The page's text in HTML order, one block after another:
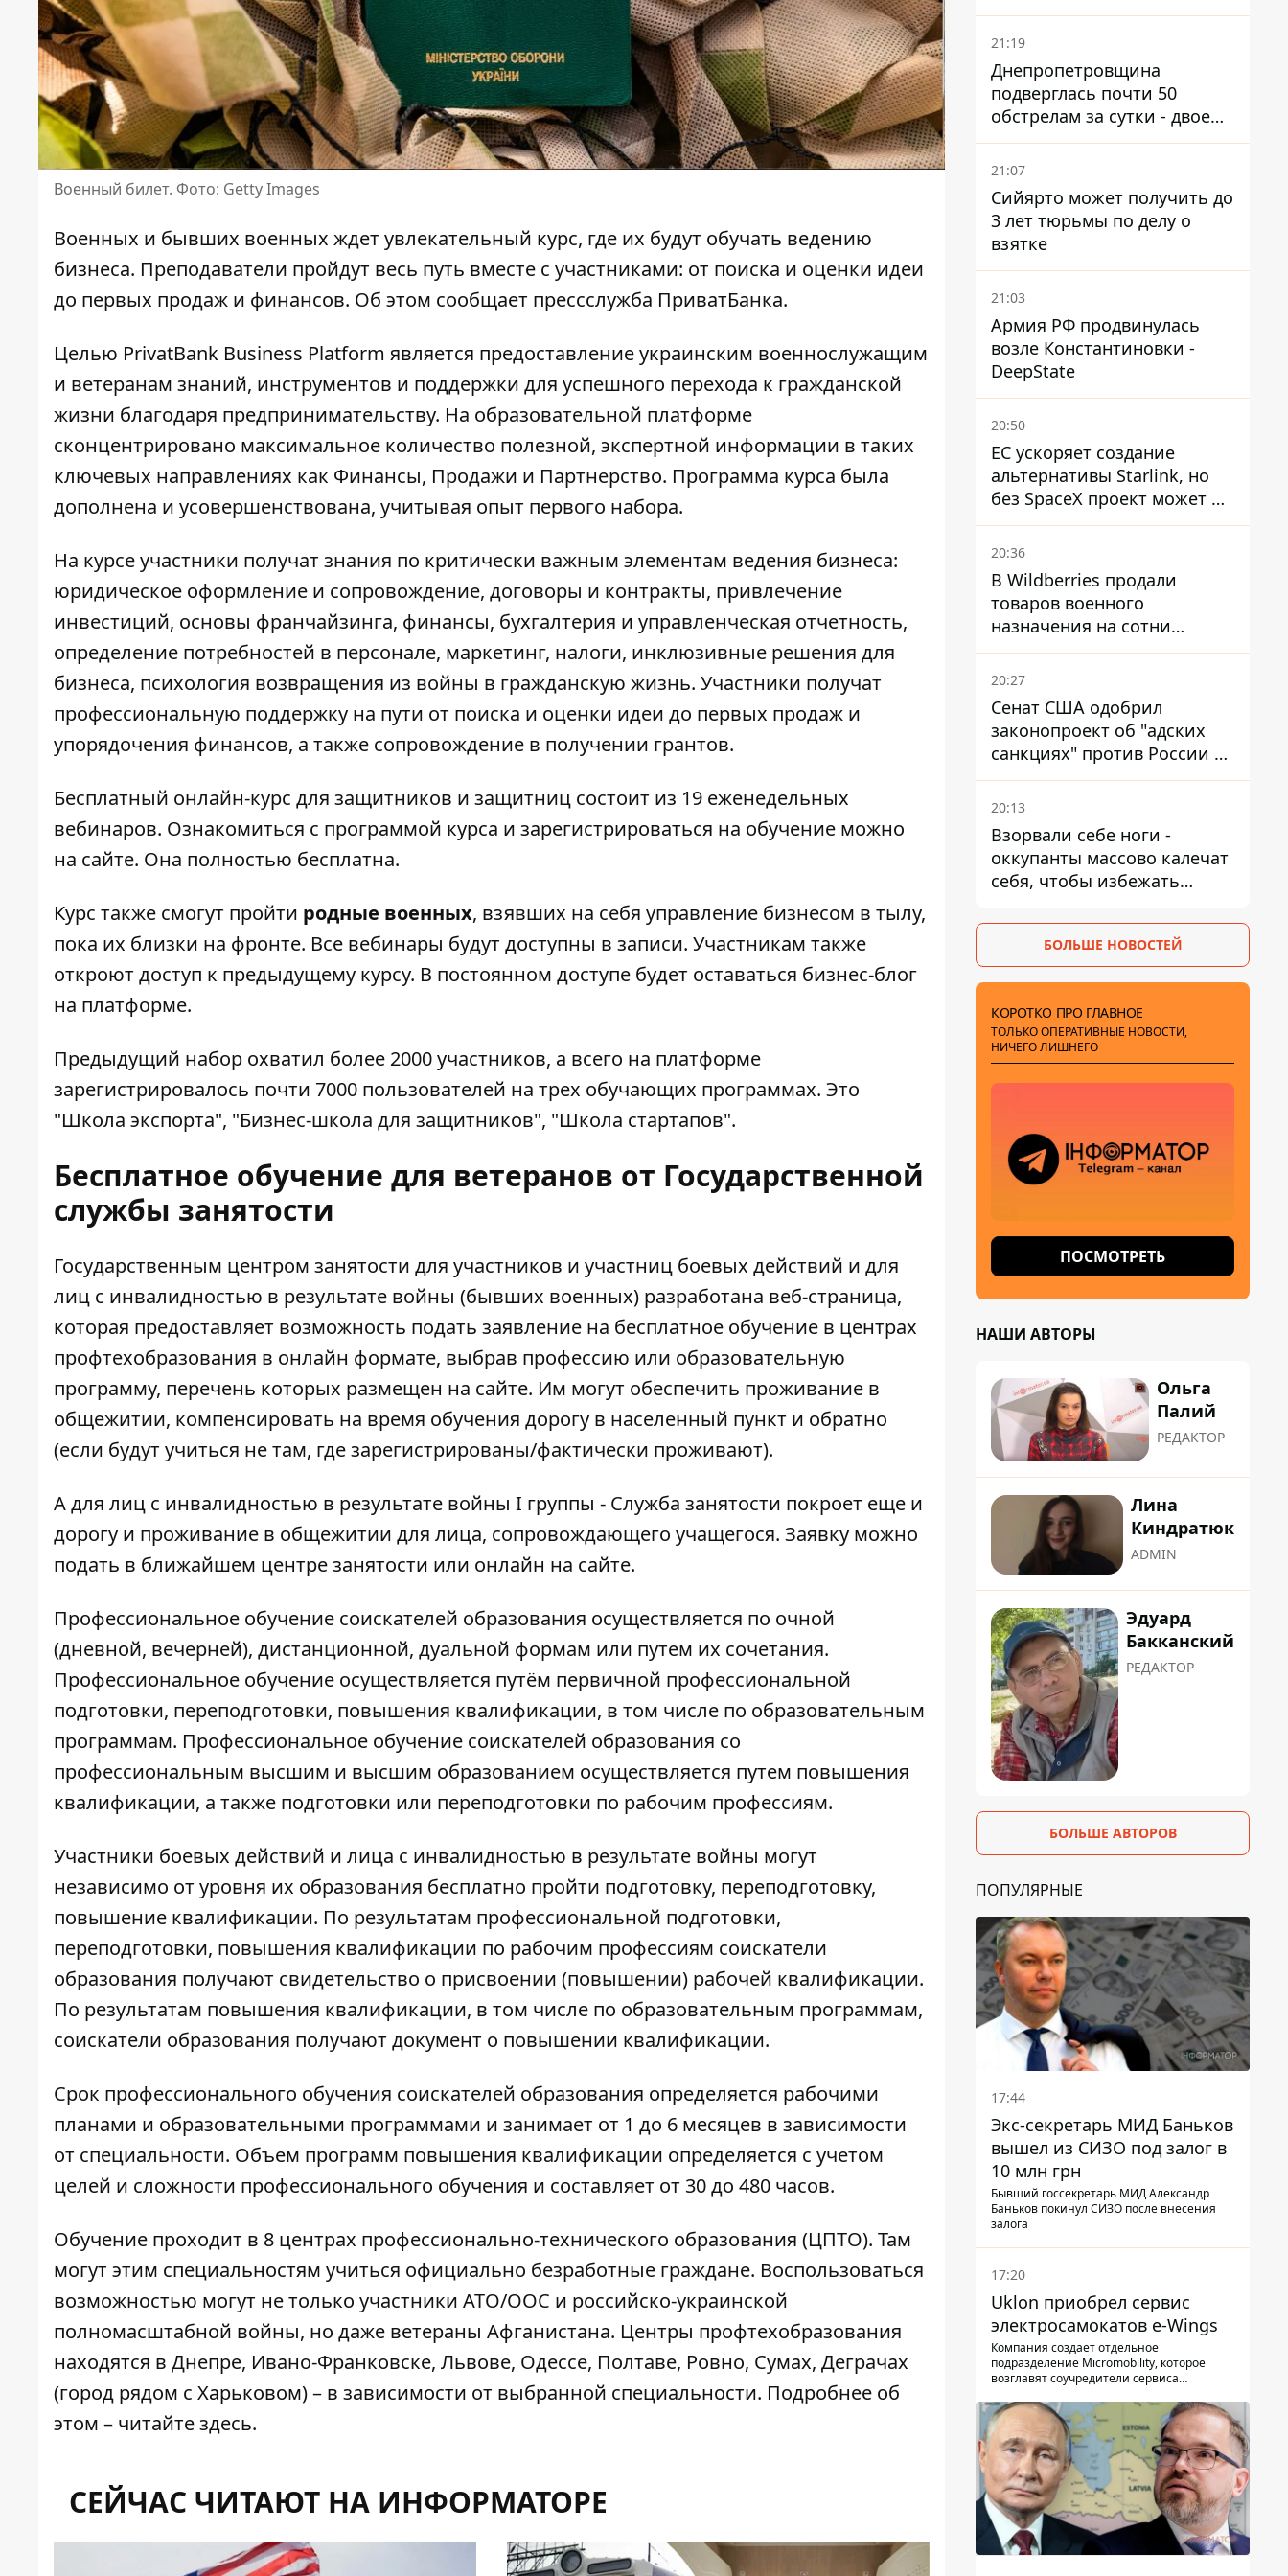
Военный билет. Фото: Getty Images
Военных и бывших военных ждет увлекательный курс, где их будут обучать ведению
бизнеса. Преподаватели пройдут весь путь вместе с участниками: от поиска и оценки идеи
до первых продаж и финансов. Об этом сообщает прессслужба ПриватБанка.
Целью PrivatBank Business Platform является предоставление украинским военнослужащим
и ветеранам знаний, инструментов и поддержки для успешного перехода к гражданской
жизни благодаря предпринимательству. На образовательной платформе
сконцентрировано максимальное количество полезной, экспертной информации в таких
ключевых направлениях как Финансы, Продажи и Партнерство. Программа курса была
дополнена и усовершенствована, учитывая опыт первого набора.
На курсе участники получат знания по критически важным элементам ведения бизнеса:
юридическое оформление и сопровождение, договоры и контракты, привлечение
инвестиций, основы франчайзинга, финансы, бухгалтерия и управленческая отчетность,
определение потребностей в персонале, маркетинг, налоги, инклюзивные решения для
бизнеса, психология возвращения из войны в гражданскую жизнь. Участники получат
профессиональную поддержку на пути от поиска и оценки идеи до первых продаж и
упорядочения финансов, а также сопровождение в получении грантов.
Бесплатный онлайн-курс для защитников и защитниц состоит из 19 еженедельных
вебинаров. Ознакомиться с программой курса и зарегистрироваться на обучение можно
на сайте. Она полностью бесплатна.
Курс также смогут пройти родные военных, взявших на себя управление бизнесом в тылу,
пока их близки на фронте. Все вебинары будут доступны в записи. Участникам также
откроют доступ к предыдущему курсу. В постоянном доступе будет оставаться бизнес-блог
на платформе.
Предыдущий набор охватил более 2000 участников, а всего на платформе
зарегистрировалось почти 7000 пользователей на трех обучающих программах. Это
"Школа экспорта", "Бизнес-школа для защитников", "Школа стартапов".
Бесплатное обучение для ветеранов от Государственной
службы занятости
Государственным центром занятости для участников и участниц боевых действий и для
лиц с инвалидностью в результате войны (бывших военных) разработана веб-страница,
которая предоставляет возможность подать заявление на бесплатное обучение в центрах
профтехобразования в онлайн формате, выбрав профессию или образовательную
программу, перечень которых размещен на сайте. Им могут обеспечить проживание в
общежитии, компенсировать на время обучения дорогу в населенный пункт и обратно
(если будут учиться не там, где зарегистрированы/фактически проживают).
А для лиц с инвалидностью в результате войны I группы - Служба занятости покроет еще и
дорогу и проживание в общежитии для лица, сопровождающего учащегося. Заявку можно
подать в ближайшем центре занятости или онлайн на сайте.
Профессиональное обучение соискателей образования осуществляется по очной
(дневной, вечерней), дистанционной, дуальной формам или путем их сочетания.
Профессиональное обучение осуществляется путём первичной профессиональной
подготовки, переподготовки, повышения квалификации, в том числе по образовательным
программам. Профессиональное обучение соискателей образования со
профессиональным высшим и высшим образованием осуществляется путем повышения
квалификации, а также подготовки или переподготовки по рабочим профессиям.
Участники боевых действий и лица с инвалидностью в результате войны могут
независимо от уровня их образования бесплатно пройти подготовку, переподготовку,
повышение квалификации. По результатам профессиональной подготовки,
переподготовки, повышения квалификации по рабочим профессиям соискатели
образования получают свидетельство о присвоении (повышении) рабочей квалификации.
По результатам повышения квалификации, в том числе по образовательным программам,
соискатели образования получают документ о повышении квалификации.
Срок профессионального обучения соискателей образования определяется рабочими
планами и образовательными программами и занимает от 1 до 6 месяцев в зависимости
от специальности. Объем программ повышения квалификации определяется с учетом
целей и сложности профессионального обучения и составляет от 30 до 480 часов.
Обучение проходит в 8 центрах профессионально-технического образования (ЦПТО). Там
могут этим специальностям учиться официально безработные граждане. Воспользоваться
возможностью могут не только участники АТО/ООС и российско-украинской
полномасштабной войны, но даже ветераны Афганистана. Центры профтехобразования
находятся в Днепре, Ивано-Франковске, Львове, Одессе, Полтаве, Ровно, Сумах, Деграчах
(город рядом с Харьковом) – в зависимости от выбранной специальности. Подробнее об
этом – читайте здесь.
СЕЙЧАС ЧИТАЮТ НА ИНФОРМАТОРЕ
21:19
Днепропетровщина
подверглась почти 50
обстрелам за сутки - двое
погибших, шесть
пострадавших
21:07
Сийярто может получить до
3 лет тюрьмы по делу о
взятке
21:03
Армия РФ продвинулась
возле Константиновки -
DeepState
20:50
ЕС ускоряет создание
альтернативы Starlink, но
без SpaceX проект может не
обойтись
20:36
В Wildberries продали
товаров военного
назначения на сотни
миллионов, но удары ВСУ
изменили ситуацию
20:27
Сенат США одобрил
законопроект об "адских
санкциях" против России и
Ирана
20:13
Взорвали себе ноги -
оккупанты массово калечат
себя, чтобы избежать
БОЛЬШЕ НОВОСТЕЙ
КОРОТКО ПРО ГЛАВНОЕ
ТОЛЬКО ОПЕРАТИВНЫЕ НОВОСТИ,
НИЧЕГО ЛИШНЕГО
ПОСМОТРЕТЬ
НАШИ АВТОРЫ
Ольга
Палий
РЕДАКТОР
Лина
Киндратюк
ADMIN
Эдуард
Бакканский
РЕДАКТОР
БОЛЬШЕ АВТОРОВ
ПОПУЛЯРНЫЕ
17:44
Экс-секретарь МИД Баньков
вышел из СИЗО под залог в
10 млн грн
Бывший госсекретарь МИД Александр
Баньков покинул СИЗО после внесения
залога
17:20
Uklon приобрел сервис
электросамокатов e-Wings
Компания создает отдельное
подразделение Micromobility, которое
возглавят соучредители сервиса